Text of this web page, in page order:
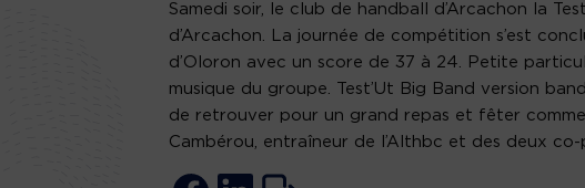
Samedi soir, le club de handball d’Arcachon la
d’Arcachon. La journée de compétition s’est
d’Oloron avec un score de 37 à 24. Petite
musique du groupe. Test’Ut Big Band version
de retrouver pour un grand repas et fêter
Cambérou, entraîneur de l’Althbc et des deux